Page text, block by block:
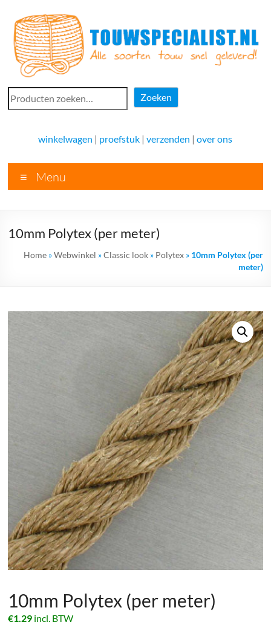
naar
inhoud
Touwspecialist.nl
voor
vele
soorten
goed
advies!
Zoeken
Zoeken
winkelwagen | proefstuk |verzenden |over ons
Menu
10mm Polytex (per meter)
Home»Webwinkel »Classic look» Polytex» 10mm Polytex (per
meter)
10mm Polytex (per meter)
€1.29 incl. BTW